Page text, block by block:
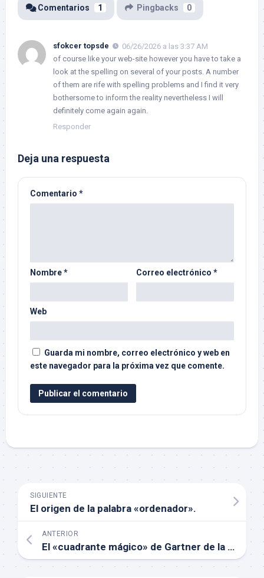
Comentarios 1 Pingbacks 0
sfokcer topsde
06/26/2026 a las 3:37 AM
of course like your web-site however you have to take a
look at the spelling on several of your posts. A number
of them are rife with spelling problems and I find it very
bothersome to inform the reality nevertheless I will
definitely come again again.
Responder
Deja una respuesta
Comentario *
Nombre* Correo electrónico *
Web
Guarda mi nombre, correo electrónico y web en
este navegador para la próxima vez que comente.
SIGUIENTE
El origen de la palabra «ordenador».
ANTERIOR
El «cuadrante mágico» de Gartner de la gestión de contenidos.